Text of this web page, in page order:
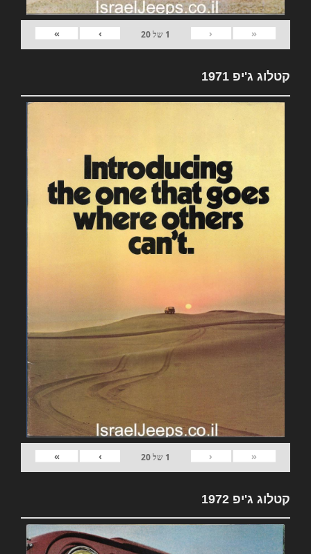
«
‹
1 של20
›
»
קטלוג ג'יפ 1971
«
‹
1 של20
›
»
קטלוג ג'יפ 1972